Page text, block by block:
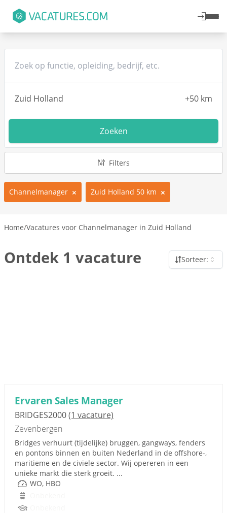
Zoeken
Filters
Channelmanager Zuid Holland 50 km
Home/Vacatures voor Channelmanager in Zuid Holland
Ontdek 1 vacature Sorteer:
Ervaren Sales Manager
BRIDGES2000(1 vacature)
Zevenbergen
Bridges verhuurt (tijdelijke) bruggen, gangways, fenders
en pontons binnen en buiten Nederland in de offshore-,
maritieme en de civiele sector. Wij opereren in een
unieke markt die sterk groeit. ...
WO, HBO